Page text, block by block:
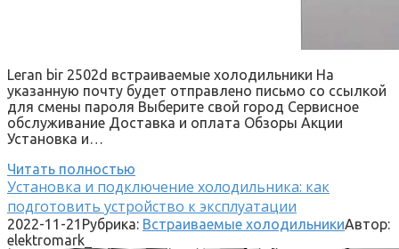
Leran bir 2502d встраиваемые холодильники На
указанную почту будет отправлено письмо со ссылкой
для смены пароля Выберите свой город Сервисное
обслуживание Доставка и оплата Обзоры Акции
Установка и…
Читать полностью
Установка и подключение холодильника: как
подготовить устройство к эксплуатации
2022-11-21 Рубрика: Встраиваемые холодильникиАвтор:
elektromark_